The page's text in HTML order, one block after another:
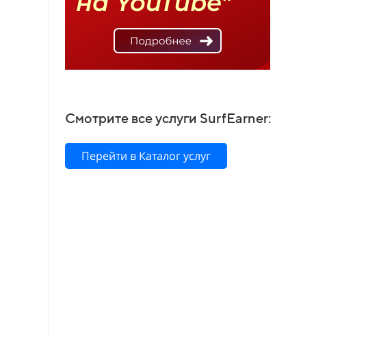
Смотрите все услуги SurfEarner:
Перейти в Каталог услуг